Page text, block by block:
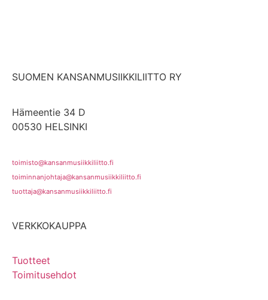
SUOMEN KANSANMUSIIKKILIITTO RY
Hämeentie 34 D
00530 HELSINKI
toimisto@kansanmusiikkiliitto.fi
toiminnanjohtaja@kansanmusiikkiliitto.fi
tuottaja@kansanmusiikkiliitto.fi
VERKKOKAUPPA
Tuotteet
Toimitusehdot